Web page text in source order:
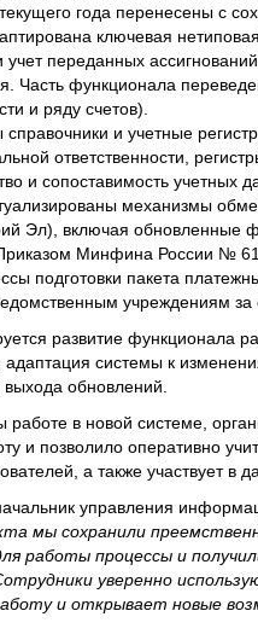
года перенесены с
ключевая
переданных
Часть функционала
и ряду счетов).
и учетные
ответственности,
и сопоставимость учетных
механизмы
Эл), включая обновленные
Приказом Минфина России №
подготовки пакета
учреждениям
развитие функционала
системы к
обновлений.
работе в новой системе,
и позволило оперативно
а также участвует
управления
мы сохранили
работы процессы и
уверенно
и открывает новые